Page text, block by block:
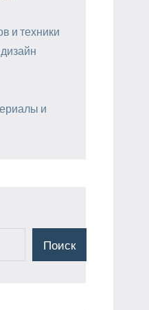
и техники
и
Поиск